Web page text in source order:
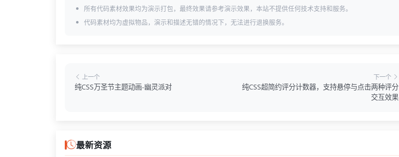
所有代码素材效果均为演示打包，最终效果请参考演示效果，本站不提供任何技术支持和服务。
代码素材均为虚拟物品，演示和描述无错的情况下，无法进行退换服务。
上一个
纯CSS万圣节主题动画-幽灵派对
下一个
纯CSS超简约评分计数器，支持悬停与点击两种评分
交互效果
最新资源